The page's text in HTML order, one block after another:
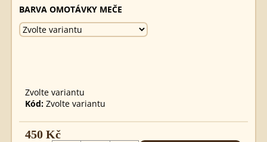
BARVA OMOTÁVKY MEČE
Zvolte variantu
Kód: Zvolte variantu
450 Kč
GERMÁNSKÝ
MEČ